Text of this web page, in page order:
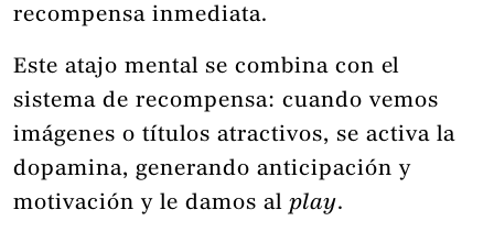
recompensa inmediata.
Este atajo mental se combina con el
sistema de recompensa: cuando vemos
imágenes o títulos atractivos, se activa la
dopamina, generando anticipación y
motivación y le damos al play.